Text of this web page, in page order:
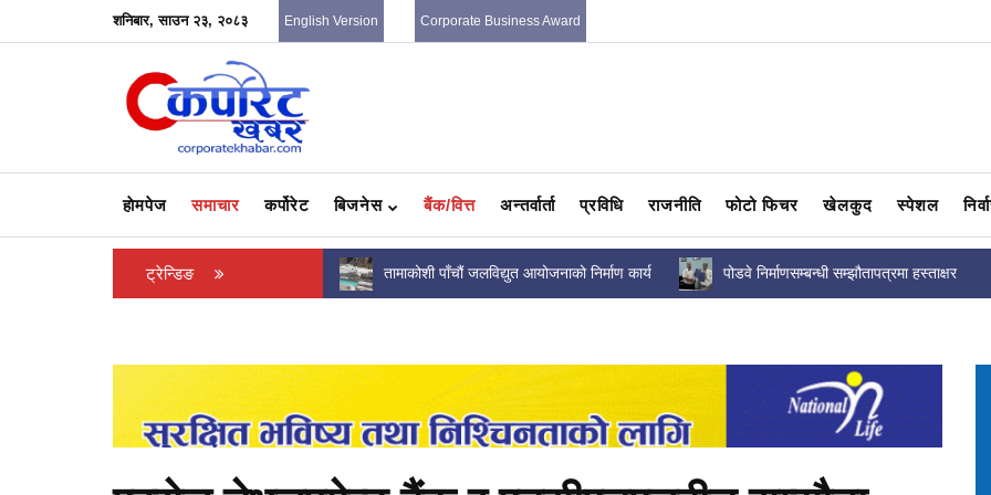
शनिबार, साउन २३, २०८३ English Version Corporate Business Award
हाेमपेज समाचार कर्पोरेट बिजनेस बैंक/वित्त अन्तर्वार्ता प्रविधि राजनीति फोटो फिचर खेलकुद स्पेशल
ट्रेन्डिङ
तामाकोशी पाँचौं जलविद्युत आयोजनाको निर्माण कार्य
पोडवे निर्माणसम्बन्धी सम्झौतापत्रमा हस्ताक्षर
उधारो असुलीसम्बन्धी कानुन ल्याउन निजी क्षेत्रलाई